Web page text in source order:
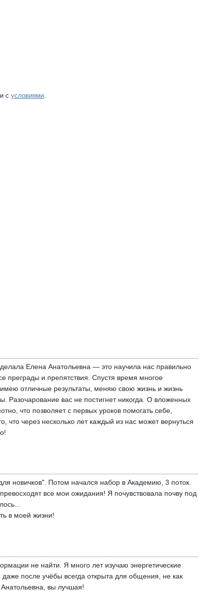
с условиями.
Елена Анатольевна — это научила нас правильно
преграды и препятствия. Спустя время многое
отличные результаты, меняю свою жизнь и жизнь
Разочарование вас не постигнет никогда. О вложенных
что позволяет с первых уроков помогать себе,
через несколько лет каждый из нас может вернуться
новичков". Потом начался набор в Академию, 3 поток.
все мои ожидания! Я почувствовала почву под
в моей жизни!
не найти. Я много лет изучаю энергетические
после учёбы всегда открыта для общения, не как
вы лучшая!